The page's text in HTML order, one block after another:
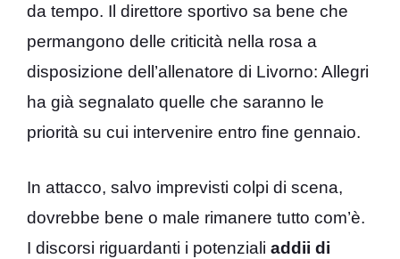
da tempo. Il direttore sportivo sa bene che
permangono delle criticità nella rosa a
disposizione dell’allenatore di Livorno: Allegri
ha già segnalato quelle che saranno le
priorità su cui intervenire entro fine gennaio.
In attacco, salvo imprevisti colpi di scena,
dovrebbe bene o male rimanere tutto com’è.
I discorsi riguardanti i potenziali addii di